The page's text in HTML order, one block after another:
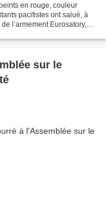
en rouge, couleur
pacifistes ont salué, à
l’armement Eurosatory,
sur le